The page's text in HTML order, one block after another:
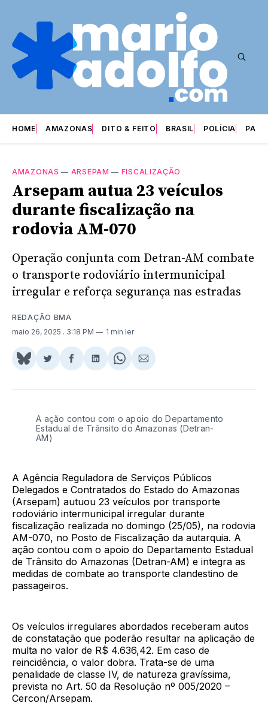
HOME AMAZONAS DITO & FEITO BRASIL POLÍCIA
AMAZONAS — ARSEPAM — FISCALIZAÇÃO
Arsepam autua 23 veículos
durante fiscalização na
rodovia AM-070
Operação conjunta com Detran-AM combate
o transporte rodoviário intermunicipal
irregular e reforça segurança nas estradas
REDAÇÃO BMA
maio 26, 2025 . 3:18 PM 1 min ler
Share
BlueSky
Compartilhar
Twitter
Compartilhar
Facebook
Compartilhar
LinkedIn
Share
WhatsApp
Compartilhar
Email
A ação contou com o apoio do Departamento
Estadual de Trânsito do Amazonas (Detran-
AM)
A Agência Reguladora de Serviços Públicos
Delegados e Contratados do Estado do Amazonas
(Arsepam) autuou 23 veículos por transporte
rodoviário intermunicipal irregular durante
fiscalização realizada no domingo (25/05), na rodovia
AM-070, no Posto de Fiscalização da autarquia. A
ação contou com o apoio do Departamento Estadual
de Trânsito do Amazonas (Detran-AM) e integra as
medidas de combate ao transporte clandestino de
passageiros.
Os veículos irregulares abordados receberam autos
de constatação que poderão resultar na aplicação de
multa no valor de R$ 4.636,42. Em caso de
reincidência, o valor dobra. Trata-se de uma
penalidade de classe IV, de natureza gravíssima,
prevista no Art. 50 da Resolução nº 005/2020 –
Cercon/Arsepam.